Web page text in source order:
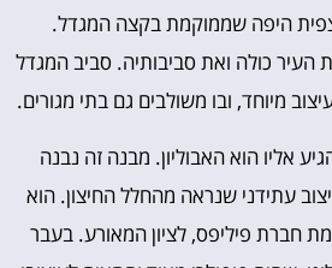
היפה שממוקמת בקצה המגדל.
העיר כולה ואת סביבותיה. סביב המגדל
מיוחד, ובו משולבים גם בתי מגורים.
אליו הוא האבוליון. מבנה זה נבנה
בעיצוב עתידני שנראה מהחלל החיצון. הוא
ה-75 להקמת חברת פיליפס, לציון המאורע. בעבר